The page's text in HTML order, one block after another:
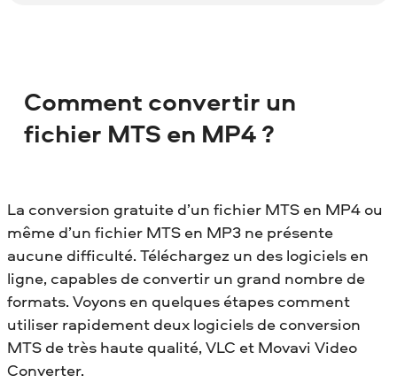
Comment convertir un
fichier MTS en MP4 ?
La conversion gratuite d’un fichier MTS en MP4 ou
même d’un fichier MTS en MP3 ne présente
aucune difficulté. Téléchargez un des logiciels en
ligne, capables de convertir un grand nombre de
formats. Voyons en quelques étapes comment
utiliser rapidement deux logiciels de conversion
MTS de très haute qualité, VLC et Movavi Video
Converter.